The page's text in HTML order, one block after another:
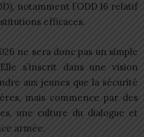
notamment l’ODD 16 relatif
efficaces.
ne sera donc pas un simple
s’inscrit dans une vision
aux jeunes que la sécurité
mais commence par des
une culture du dialogue et
armée.